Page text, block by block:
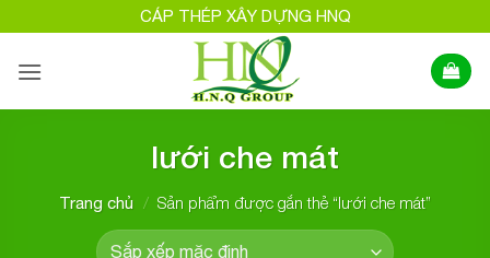
qua
nội
CÁP THÉP XÂY DỰNG HNQ
lưới che mát
Trang chủ / Sản phẩm được gắn thẻ “lưới che mát”